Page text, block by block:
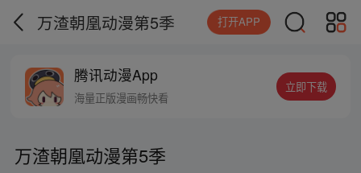
万渣朝凰动漫第5季 打开APP
腾讯动漫App
海量正版漫画畅快看
立即下载
万渣朝凰动漫第5季